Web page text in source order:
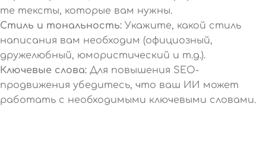
те тексты, которые вам нужны.
Стиль и тональность: Укажите, какой стиль
написания вам необходим (официозный,
дружелюбный, юмористический и т.д.).
Ключевые слова: Для повышения SEO-
продвижения убедитесь, что ваш ИИ может
работать с необходимыми ключевыми словами.